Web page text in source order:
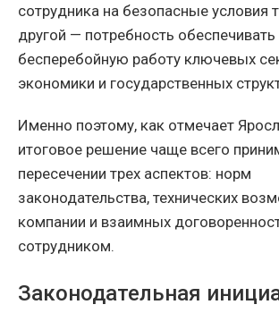
сотрудника на безопасные условия
другой — потребность обеспечивать
бесперебойную работу ключевых
экономики и государственных
Именно поэтому, как отмечает
итоговое решение чаще всего
пересечении трех аспектов: норм
законодательства, технических
компании и взаимных
сотрудником.
Законодательная